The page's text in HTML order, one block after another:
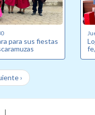
para sus fiestas
›